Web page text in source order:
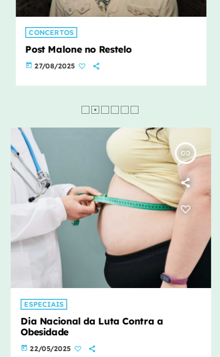
CONCERTOS
Post Malone no Restelo
today 27/08/2025
insert_link
ESPECIAIS
Dia Nacional da Luta Contra a
Obesidade
today 22/05/2025